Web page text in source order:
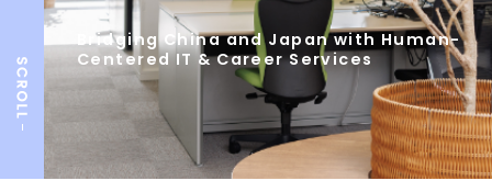
Bridging China and Japan with Human-
Centered IT & Career Services